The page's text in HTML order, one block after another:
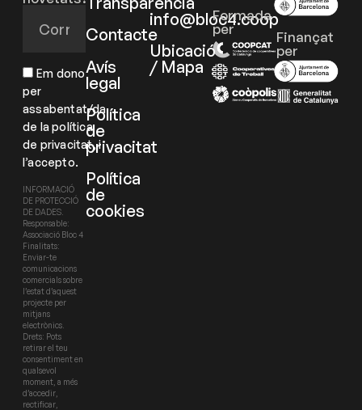
Em dono
per
assabentat/da
de la política
de privacitat, i
l’accepto.
INFORMACIÓ
DE PROTECCIÓ
DE DADES.
Responsable:
Associació Bloc 4
Finalitats:
Enviar-te
comunicacions
comercials sobre
l’estat d’aquest
projecte per
mitjans
electrònics.
Drets: Pots
retirar el teu
consentiment en
qualsevol
moment, a més
d’accedir,
rectificar,
Contacte
Avís
legal
Política
de
privacitat
Política
de
cookies
info@bloc4.coop
Ubicació
/ Mapa
Formada
per
Finançat
per